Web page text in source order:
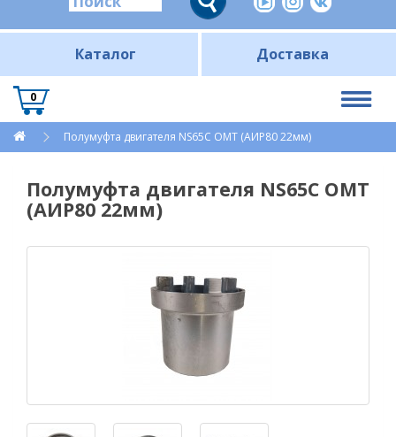
Каталог Доставка
0
Полумуфта двигателя NS65C ОМТ (АИР80 22мм)
Полумуфта двигателя NS65C ОМТ
(АИР80 22мм)